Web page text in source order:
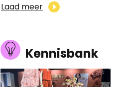
Laad meer
Kennisbank